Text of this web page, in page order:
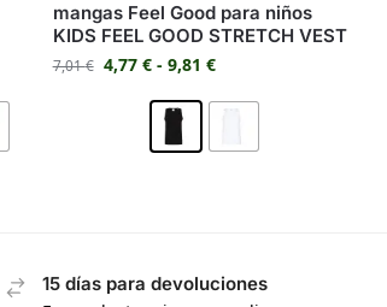
mangas Feel Good para niños
KIDS FEEL GOOD STRETCH VEST
7,01€ 4,77 € - 9,81 €
15 días para devoluciones